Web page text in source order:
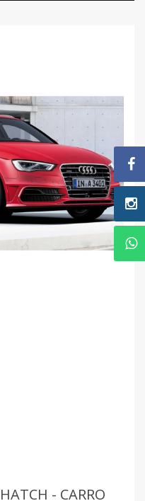
- CARRO